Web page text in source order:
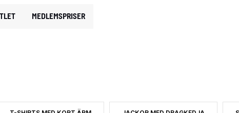
MEDLEMSPRISER